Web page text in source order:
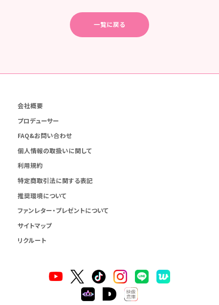
一覧に戻る
会社概要
プロデューサー
FAQ&お問い合わせ
個人情報の取扱いに関して
利用規約
特定商取引法に関する表記
推奨環境について
ファンレター・プレゼントについて
サイトマップ
リクルート